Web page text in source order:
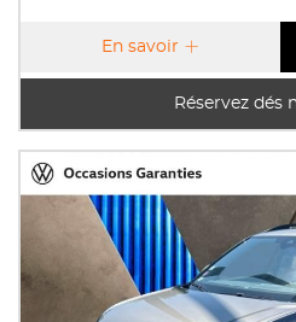
Réservez dés
En savoir